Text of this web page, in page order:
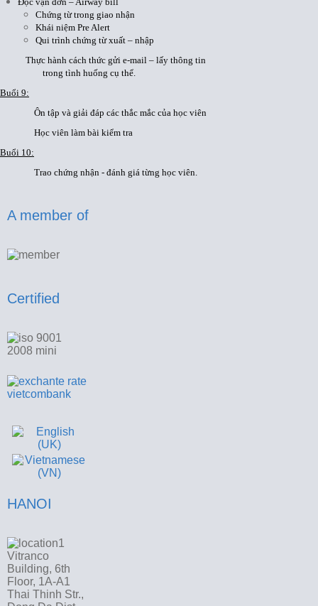
Chứng từ trong giao nhận
Khái niệm Pre Alert
Qui trình chứng từ xuất – nhập
Thực hành cách thức gửi e-mail – lấy thông tin
trong tình huống cụ thể.
Buổi 9:
Ôn tập và giải đáp các thắc mắc của học viên
Học viên làm bài kiểm tra
Buổi 10:
Trao chứng nhận - đánh giá từng học viên.
A member of
Certified
HANOI
Vitranco
Building, 6th
Floor, 1A-A1
Thai Thinh Str.,